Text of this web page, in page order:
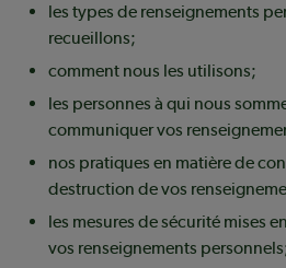
les types de renseignements
recueillons;
comment nous les utilisons;
les personnes à qui nous
communiquer vos
nos pratiques en matière de
destruction de vos
les mesures de sécurité mises
vos renseignements